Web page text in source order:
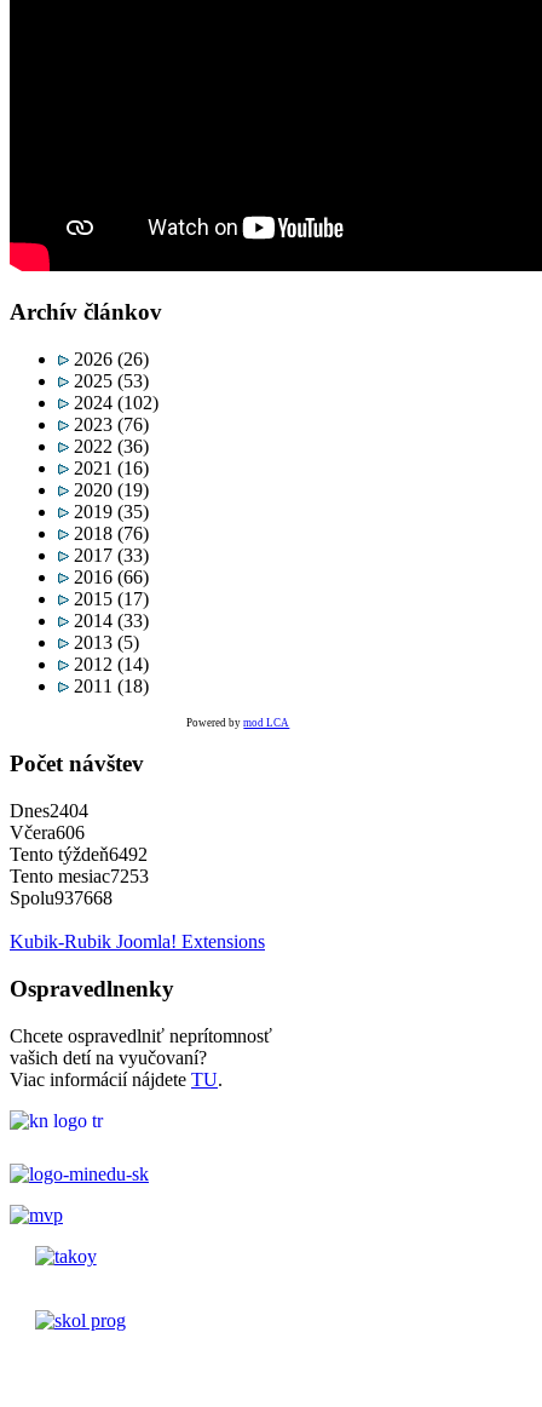
Archív článkov
2026 (26)
2025 (53)
2024 (102)
2023 (76)
2022 (36)
2021 (16)
2020 (19)
2019 (35)
2018 (76)
2017 (33)
2016 (66)
2015 (17)
2014 (33)
2013 (5)
2012 (14)
2011 (18)
Powered bymod LCA
Počet návštev
Dnes2404
Včera606
Tento týždeň6492
Tento mesiac7253
Spolu937668
Kubik-Rubik Joomla! Extensions
Ospravedlnenky
Chcete ospravedlniť neprítomnosť
vašich detí na vyučovaní?
Viac informácií nájdete TU.